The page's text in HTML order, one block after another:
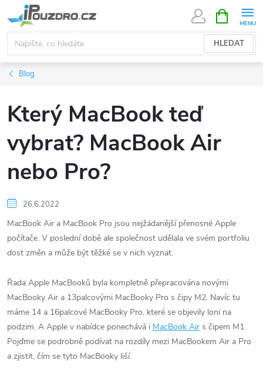
na
obsah
HLEDAT
NÁKUPNÍ
KOŠÍK
Blog
Který MacBook teď
vybrat? MacBook Air
nebo Pro?
26.6.2022
MacBook Air a MacBook Pro jsou nejžádanější přenosné Apple
počítače. V poslední době ale společnost udělala ve svém portfoliu
dost změn a může být těžké se v nich vyznat.
Řada Apple MacBooků byla kompletně přepracována novými
MacBooky Air a 13palcovými MacBooky Pro s čipy M2. Navíc tu
máme 14 a 16palcové MacBooky Pro, které se objevily loni na
podzim. A Apple v nabídce ponechává i MacBook Air s čipem M1.
Pojďme se podrobně podívat na rozdíly mezi MacBookem Air a Pro
a zjistit, čím se tyto MacBooky liší.